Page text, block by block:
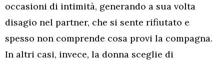
occasioni di intimità, generando a sua volta
disagio nel partner, che si sente rifiutato e
spesso non comprende cosa provi la compagna.
In altri casi, invece, la donna sceglie di